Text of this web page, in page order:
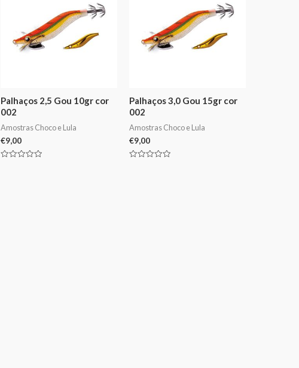
Palhaços 2,5 Gou 10gr cor
002
Amostras Choco e Lula
€9,00
Palhaços 3,0 Gou 15gr cor
002
Amostras Choco e Lula
€9,00